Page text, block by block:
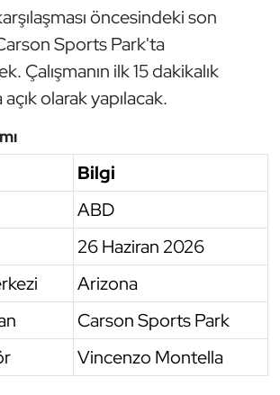
öncesindeki son
Sports Park'ta
Çalışmanın ilk 15 dakikalık
olarak yapılacak.
Bilgi
ABD
26 Haziran 2026
Arizona
Carson Sports Park
Vincenzo Montella